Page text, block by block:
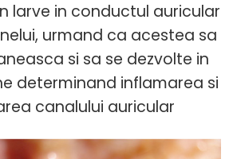
larve in conductul auricular
urmand ca acestea sa
si sa se dezvolte in
determinand inflamarea si
canalului auricular